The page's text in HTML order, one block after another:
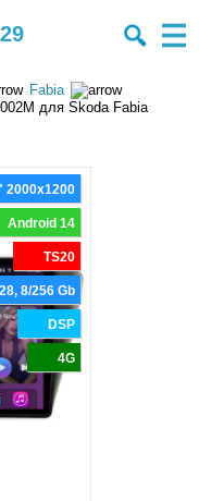
Fabia
для Skoda Fabia
2000x1200
Android 14
TS20
8/256 Gb
DSP
4G